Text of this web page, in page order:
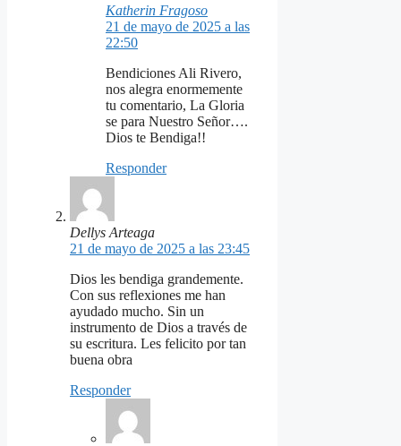
Katherin Fragoso
21 de mayo de 2025 a las
22:50
Bendiciones Ali Rivero,
nos alegra enormemente
tu comentario, La Gloria
se para Nuestro Señor….
Dios te Bendiga!!
Responder
Dellys Arteaga
21 de mayo de 2025 a las 23:45
Dios les bendiga grandemente.
Con sus reflexiones me han
ayudado mucho. Sin un
instrumento de Dios a través de
su escritura. Les felicito por tan
buena obra
Responder